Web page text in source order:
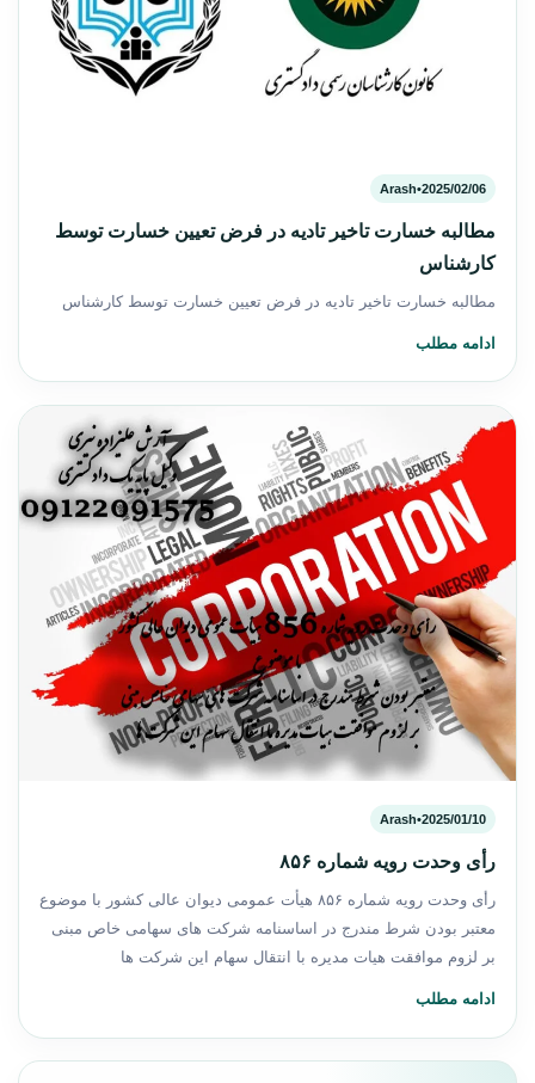
2025/02/06
•
Arash
مطالبه خسارت تاخیر تادیه در فرض تعیین خسارت توسط
کارشناس
مطالبه خسارت تاخیر تادیه در فرض تعیین خسارت توسط کارشناس
ادامه مطلب
2025/01/10
•
Arash
رأی وحدت رویه شماره ۸۵۶
رأی وحدت رویه شماره ۸۵۶ هیأت عمومی دیوان عالی كشور با موضوع
معتبر بودن شرط مندرج در اساسنامه شرکت های سهامی خاص مبنی
بر لزوم موافقت هیات مدیره با انتقال سهام این شرکت ها
ادامه مطلب